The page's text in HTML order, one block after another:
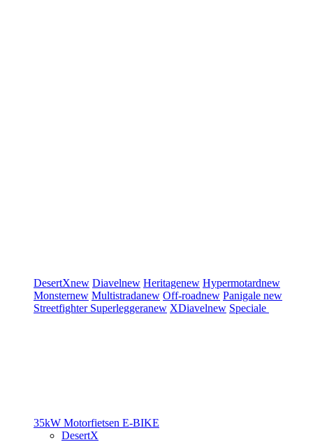
DesertXnew Diavelnew Heritagenew Hypermotardnew
Monsternew Multistradanew Off-roadnew Panigale new
Streetfighter Superleggeranew XDiavelnew Speciale
35kW Motorfietsen E-BIKE
DesertX